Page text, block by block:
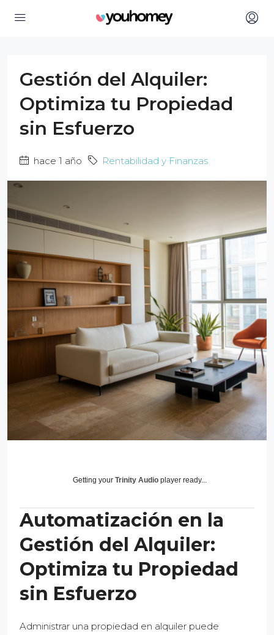
Gestión del Alquiler:
Optimiza tu Propiedad
sin Esfuerzo
hace 1 año Rentabilidad y Finanzas
Getting your Trinity Audio player ready...
Automatización en la
Gestión del Alquiler:
Optimiza tu Propiedad
sin Esfuerzo
Administrar una propiedad en alquiler puede